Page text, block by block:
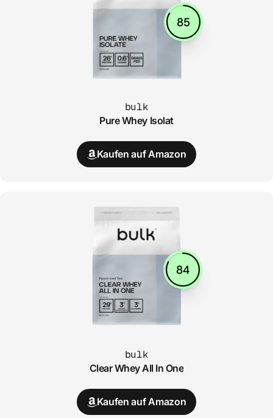
85
bulk
Pure Whey Isolat
Kaufen auf Amazon
84
bulk
Clear Whey All In One
Kaufen auf Amazon